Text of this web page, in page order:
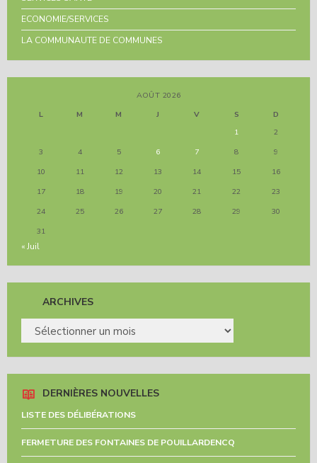
ECONOMIE/SERVICES
LA COMMUNAUTE DE COMMUNES
AOÛT 2026
L
M M J V S
D
1
2
3
4 5 6 7 8
9
10
11 12 13 14 15
16
17
18 19 20 21 22
23
24
25 26 27 28 29
30
31
« Juil
ARCHIVES
DERNIÈRES NOUVELLES
LISTE DES DÉLIBÉRATIONS
FERMETURE DES FONTAINES DE POUILLARDENCQ